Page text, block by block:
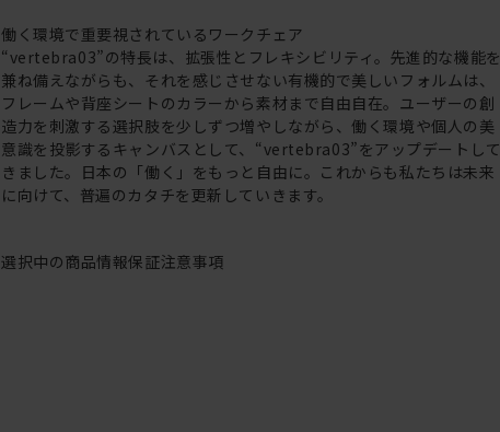
働く環境で重要視されているワークチェア
“vertebra03”の特長は、拡張性とフレキシビリティ。先進的な機能を
兼ね備えながらも、それを感じさせない有機的で美しいフォルムは、
フレームや背座シートのカラーから素材まで自由自在。ユーザーの創
造力を刺激する選択肢を少しずつ増やしながら、働く環境や個人の美
意識を投影するキャンバスとして、“vertebra03”をアップデートして
きました。日本の「働く」をもっと自由に。これからも私たちは未来
に向けて、普遍のカタチを更新していきます。
選択中の商品情報保証注意事項